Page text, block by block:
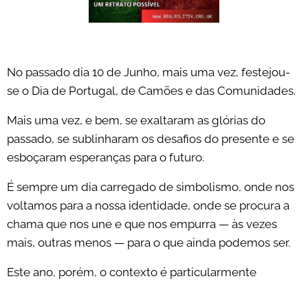
No passado dia 10 de Junho, mais uma vez, festejou-
se o Dia de Portugal, de Camões e das Comunidades.
Mais uma vez, e bem, se exaltaram as glórias do
passado, se sublinharam os desafios do presente e se
esboçaram esperanças para o futuro.
É sempre um dia carregado de simbolismo, onde nos
voltamos para a nossa identidade, onde se procura a
chama que nos une e que nos empurra — às vezes
mais, outras menos — para o que ainda podemos ser.
Este ano, porém, o contexto é particularmente